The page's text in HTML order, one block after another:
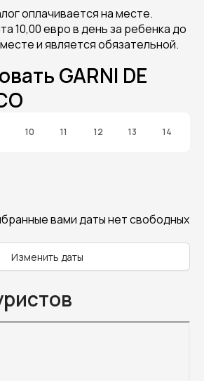
оплачивается на месте.
10,00 евро в день за ребенка до
и является обязательной.
GARNI DE
10 11 12 13 14
вами даты нет свободных
Изменить даты